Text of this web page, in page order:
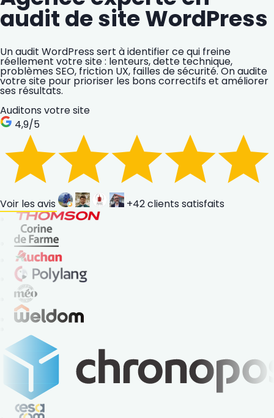
audit de site WordPress
Un audit WordPress sert à identifier ce qui freine
réellement votre site : lenteurs, dette technique,
problèmes SEO, friction UX, failles de sécurité. On audite
votre site pour prioriser les bons correctifs et améliorer
ses résultats.
Auditons votre site
4,9/5
Voir les avis +42clients satisfaits